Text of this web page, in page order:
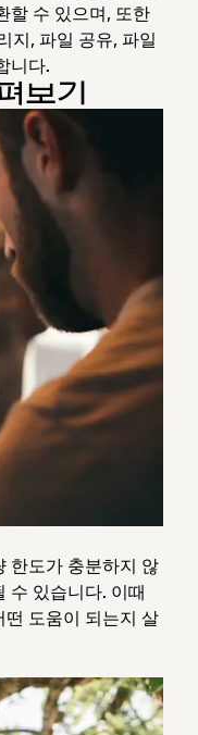
할 수 있으며, 또한
지, 파일 공유, 파일
니다.
보기
한도가 충분하지 않
수 있습니다. 이때
도움이 되는지 살